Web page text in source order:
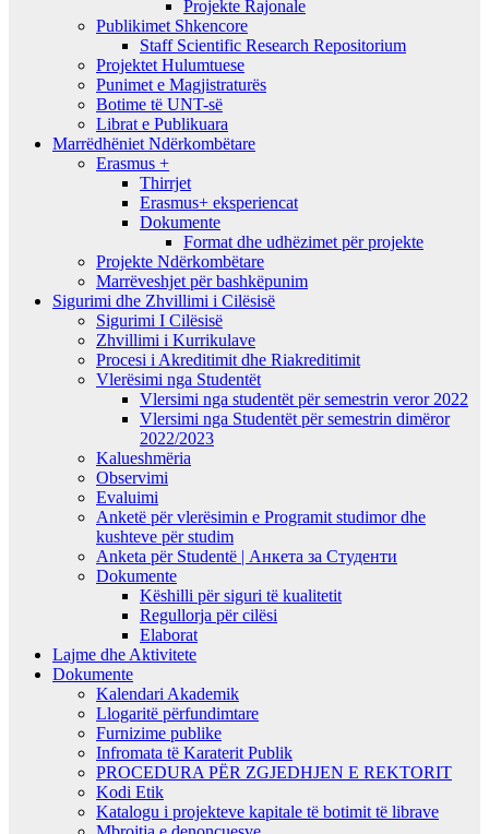
Projekte Rajonale
Publikimet Shkencore
Staff Scientific Research Repositorium
Projektet Hulumtuese
Punimet e Magjistraturës
Botime të UNT-së
Librat e Publikuara
Marrëdhëniet Ndërkombëtare
Erasmus +
Thirrjet
Erasmus+ eksperiencat
Dokumente
Format dhe udhëzimet për projekte
Projekte Ndërkombëtare
Marrëveshjet për bashkëpunim
Sigurimi dhe Zhvillimi i Cilësisë
Sigurimi I Cilësisë
Zhvillimi i Kurrikulave
Procesi i Akreditimit dhe Riakreditimit
Vlerësimi nga Studentët
Vlersimi nga studentët për semestrin veror 2022
Vlersimi nga Studentët për semestrin dimëror
2022/2023
Kalueshmëria
Observimi
Evaluimi
Anketë për vlerësimin e Programit studimor dhe
kushteve për studim
Anketa për Studentë | Анкета за Студенти
Dokumente
Këshilli për siguri të kualitetit
Regullorja për cilësi
Elaborat
Lajme dhe Aktivitete
Dokumente
Kalendari Akademik
Llogaritë përfundimtare
Furnizime publike
Infromata të Karaterit Publik
PROCEDURA PËR ZGJEDHJEN E REKTORIT
Kodi Etik
Katalogu i projekteve kapitale të botimit të librave